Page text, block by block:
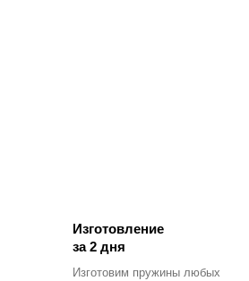
Изготовление
за 2 дня
Изготовим пружины любых